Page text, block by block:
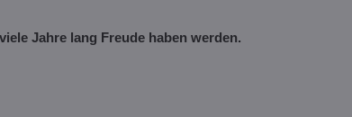
Jahre lang Freude haben werden.